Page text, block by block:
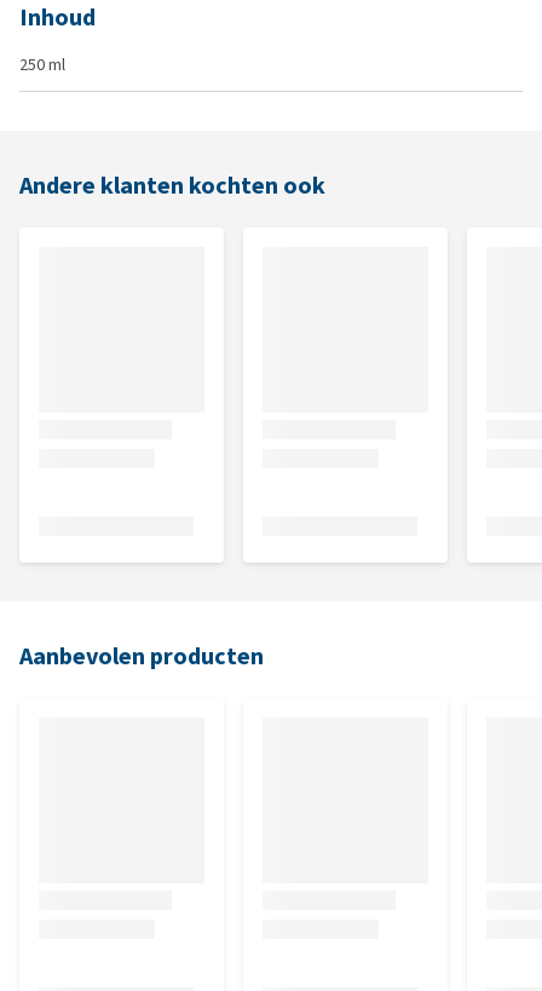
Inhoud
250 ml
Andere klanten kochten ook
Aanbevolen producten